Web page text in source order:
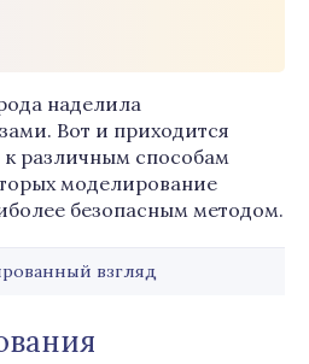
наделила
Вот и приходится
различным способам
моделирование
безопасным методом.
взгляд